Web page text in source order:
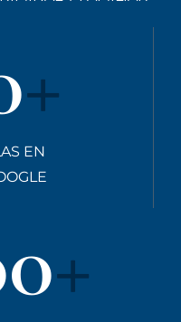
+
EN
+